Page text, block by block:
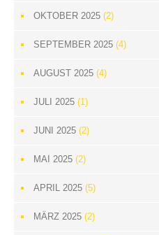
OKTOBER 2025 (2)
SEPTEMBER 2025 (4)
AUGUST 2025 (4)
JULI 2025 (1)
JUNI 2025 (2)
MAI 2025 (2)
APRIL 2025 (5)
MÄRZ 2025 (2)